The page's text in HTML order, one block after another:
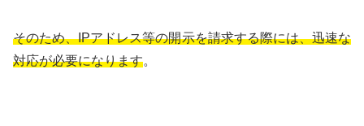
そのため、IPアドレス等の開示を請求する際には、迅速な
対応が必要になります。